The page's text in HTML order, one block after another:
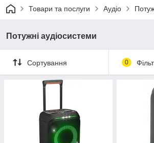
Товари та послуги Аудіо
Потужні аудіосистеми
Сортування 0